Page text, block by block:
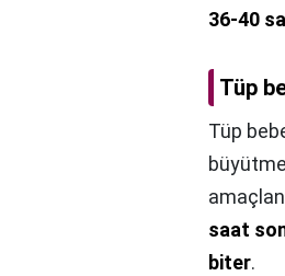
36-40
Tüp
Tüp
saat
biter.